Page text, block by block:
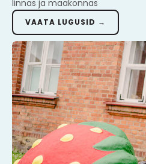
linnas ja maakonnas
VAATA LUGUSID →